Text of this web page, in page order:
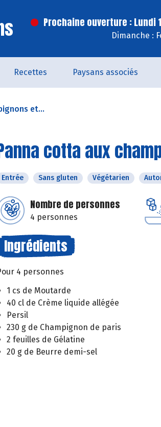
Prochaine ouverture : Lundi
Dimanche :
Recettes Paysans associés
et...
cotta aux
Entrée Sans gluten Végétarien
Nombre de personnes
4 personnes
Ingrédients
4 personnes
1 cs de Moutarde
40 cl de Crème liquide allégée
Persil
230 g de Champignon de paris
2 feuilles de Gélatine
20 g de Beurre demi-sel